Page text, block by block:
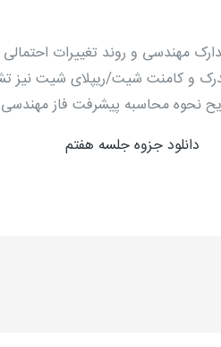
مهندسی و روند تغییرات
و کامنت شیت/ریپلای شیت نیز
نحوه محاسبه پیشرفت فاز مهندسی
دانلود جزوه جلسه هفتم